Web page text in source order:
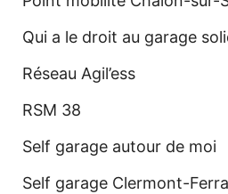
Qui a le droit au garage
Réseau Agil’ess
RSM 38
Self garage autour de moi
Self garage Clermont-